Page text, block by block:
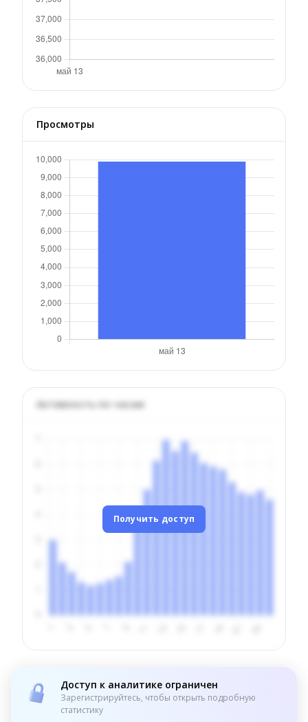
Просмотры
Активность по часам
Получить доступ
Доступ к аналитике ограничен
Зарегистрируйтесь, чтобы открыть подробную
статистику